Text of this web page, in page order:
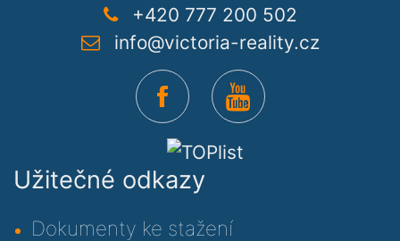
+420 777 200 502
info@victoria-reality.cz
Užitečné odkazy
Dokumenty ke stažení